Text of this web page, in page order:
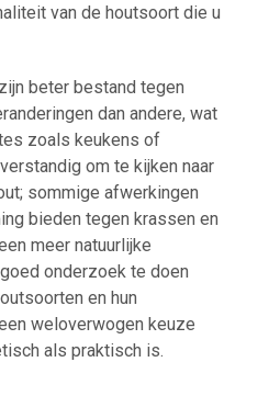
van de houtsoort die u
beter bestand tegen
dan andere, wat
zoals keukens of
om te kijken naar
sommige afwerkingen
bieden tegen krassen en
meer natuurlijke
onderzoek te doen
en hun
weloverwogen keuze
als praktisch is.